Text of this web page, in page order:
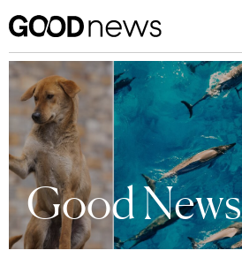
Good News